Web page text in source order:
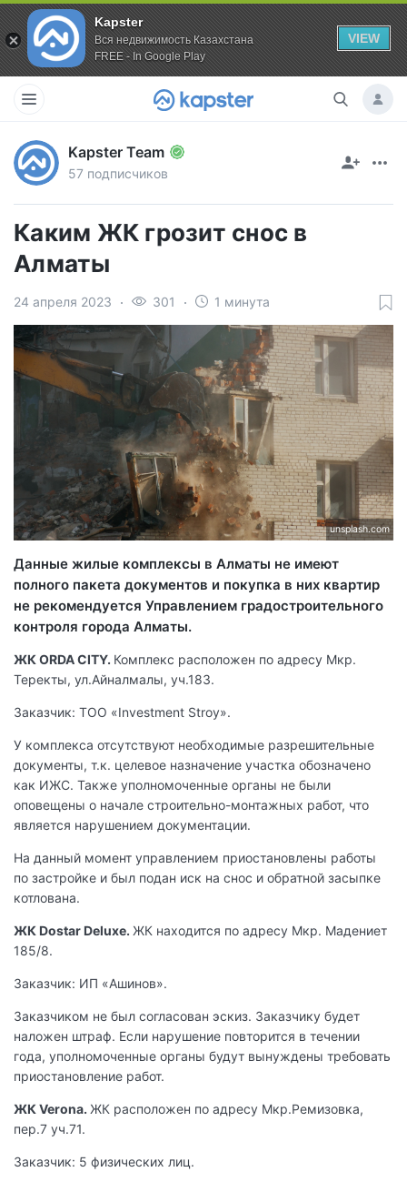
Kapster
Вся недвижимость Казахстана
FREE - In Google Play
VIEW
Kapster Team
57 подписчиков
Каким ЖК грозит снос в
Алматы
24 апреля 2023 301 1 минута
unsplash.com
Данные жилые комплексы в Алматы не имеют
полного пакета документов и покупка в них квартир
не рекомендуется Управлением градостроительного
контроля города Алматы.
ЖК ORDA CITY. Комплекс расположен по адресу Мкр.
Теректы, ул.Айналмалы, уч.183.
Заказчик: ТОО «Investment Stroy».
У комплекса отсутствуют необходимые разрешительные
документы, т.к. целевое назначение участка обозначено
как ИЖС. Также уполномоченные органы не были
оповещены о начале строительно-монтажных работ, что
является нарушением документации.
На данный момент управлением приостановлены работы
по застройке и был подан иск на снос и обратной засыпке
котлована.
ЖК Dostar Deluxe. ЖК находится по адресу Мкр. Мадениет
185/8.
Заказчик: ИП «Ашинов».
Заказчиком не был согласован эскиз. Заказчику будет
наложен штраф. Если нарушение повторится в течении
года, уполномоченные органы будут вынуждены требовать
приостановление работ.
ЖК Verona. ЖК расположен по адресу Мкр.Ремизовка,
пер.7 уч.71.
Заказчик: 5 физических лиц.